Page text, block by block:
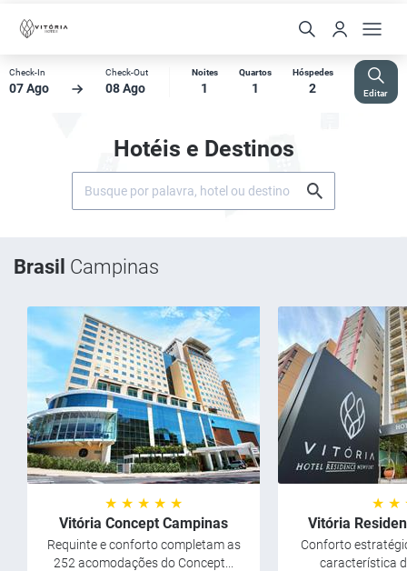
Check-In
07 Ago
Check-Out
08 Ago
Noites
1
Quartos
1
Hóspedes
2 Editar
Hotéis e Destinos
Brasil Campinas
★ ★ ★ ★ ★
Vitória Concept Campinas
Requinte e conforto completam as
252 acomodações do Concept...
★ ★
Vitória
Conforto
característica